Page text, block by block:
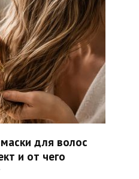
для волос
и от чего